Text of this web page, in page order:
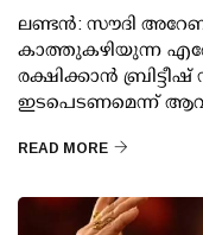
ലണ്ടൻ: സൗദി
കാത്തുകഴിയുന്ന
രക്ഷിക്കാൻ
ഇടപെടണമെന്ന്
READ MORE